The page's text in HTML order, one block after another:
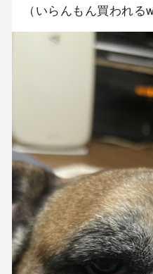
（いらんもん買われるw